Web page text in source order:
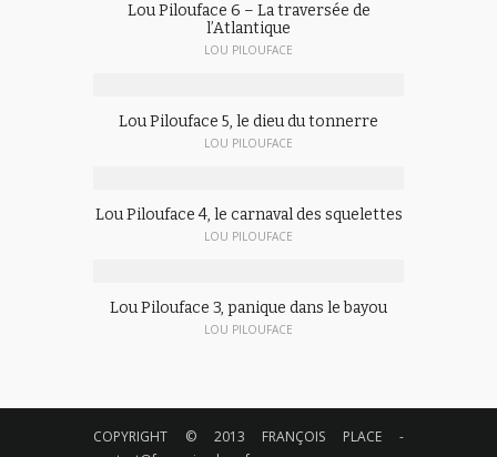
Lou Pilouface 6 – La traversée de
l’Atlantique
LOU PILOUFACE
Lou Pilouface 5, le dieu du tonnerre
LOU PILOUFACE
Lou Pilouface 4, le carnaval des squelettes
LOU PILOUFACE
Lou Pilouface 3, panique dans le bayou
LOU PILOUFACE
COPYRIGHT © 2013 FRANÇOIS PLACE -